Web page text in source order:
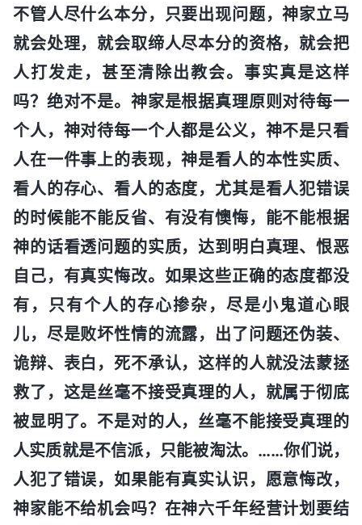
不管人尽什么本分，只要出现问题，神家立马
就会处理，就会取缔人尽本分的资格，就会把
人打发走，甚至清除出教会。事实真是这样
吗？绝对不是。神家是根据真理原则对待每一
个人，神对待每一个人都是公义，神不是只看
人在一件事上的表现，神是看人的本性实质、
看人的存心、看人的态度，尤其是看人犯错误
的时候能不能反省、有没有懊悔，能不能根据
神的话看透问题的实质，达到明白真理、恨恶
自己，有真实悔改。如果这些正确的态度都没
有，只有个人的存心掺杂，尽是小鬼道心眼
儿，尽是败坏性情的流露，出了问题还伪装、
诡辩、表白，死不承认，这样的人就没法蒙拯
救了，这是丝毫不接受真理的人，就属于彻底
被显明了。不是对的人，丝毫不能接受真理的
人实质就是不信派，只能被淘汰。……你们说，
人犯了错误，如果能有真实认识，愿意悔改，
神家能不给机会吗？在神六千年经营计划要结